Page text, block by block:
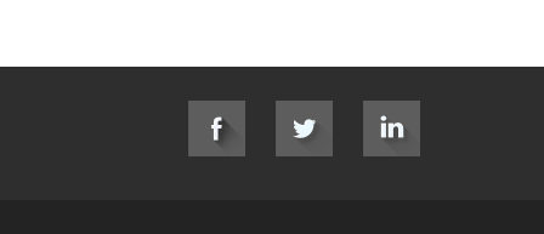
SOCIAL LINKS